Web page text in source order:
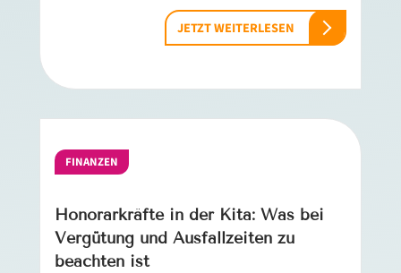
JETZT WEITERLESEN
FINANZEN
Honorarkräfte in der Kita: Was bei
Vergütung und Ausfallzeiten zu
beachten ist